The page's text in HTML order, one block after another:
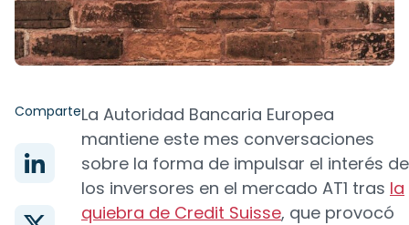
ComparteLa Autoridad Bancaria Europea
mantiene este mes conversaciones
sobre la forma de impulsar el interés de
los inversores en el mercado AT1 tras la
quiebra de Credit Suisse, que provocó